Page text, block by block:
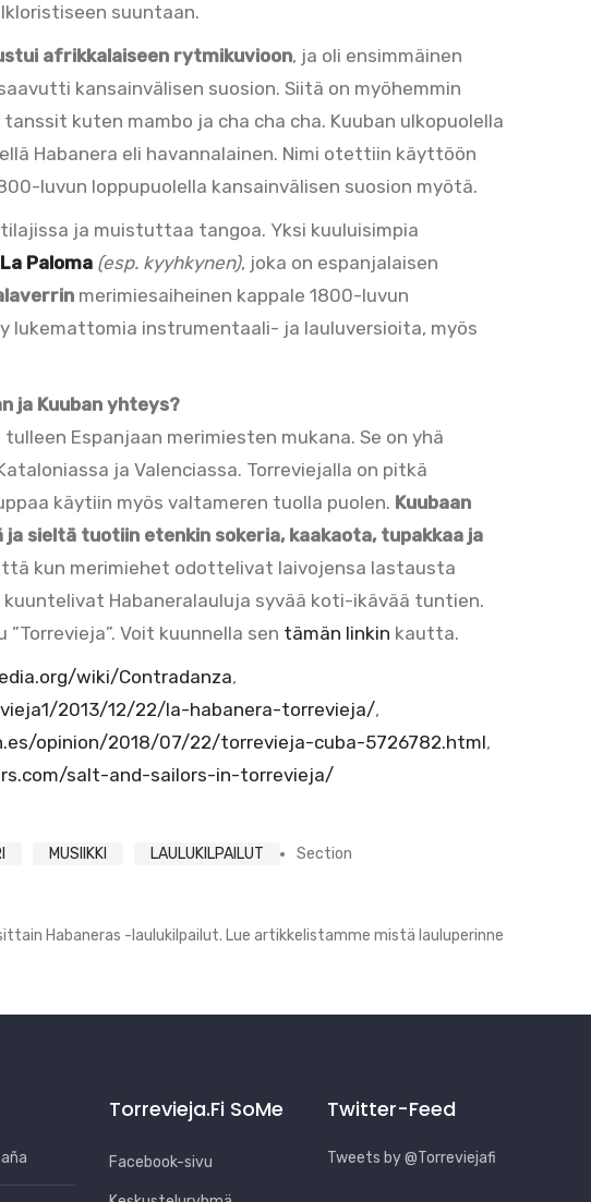
suuntaan.
afrikkalaiseen rytmikuvioon, ja oli ensimmäinen
kansainvälisen suosion. Siitä on myöhemmin
kuten mambo ja cha cha cha. Kuuban ulkopuolella
Habanera eli havannalainen. Nimi otettiin käyttöön
luvun loppupuolella kansainvälisen suosion myötä.
ja muistuttaa tangoa. Yksi kuuluisimpia
La Paloma (esp. kyyhkynen), joka on espanjalaisen
merimiesaiheinen kappale 1800-luvun
lukemattomia instrumentaali- ja lauluversioita, myös
ja Kuuban yhteys?
Espanjaan merimiesten mukana. Se on yhä
ja Valenciassa. Torreviejalla on pitkä
käytiin myös valtameren tuolla puolen. Kuubaan
ja sieltä tuotiin etenkin sokeria, kaakaota, tupakkaa ja
kun merimiehet odottelivat laivojensa lastausta
kuuntelivat Habaneralauluja syvää koti-ikävää tuntien.
Voit kuunnella sen tämän linkin kautta.
wiki/Contradanza,
2013/12/22/la-habanera-torrevieja/,
opinion/2018/07/22/torrevieja-cuba-5726782.html,
salt-and-sailors-in-torrevieja/
MUSIIKKI LAULUKILPAILUT
Section
Habaneras -laulukilpailut. Lue artikkelistamme mistä lauluperinne
Torrevieja.fi SoMe
Facebook-sivu
Twitter-Feed
Tweets by @Torreviejafi